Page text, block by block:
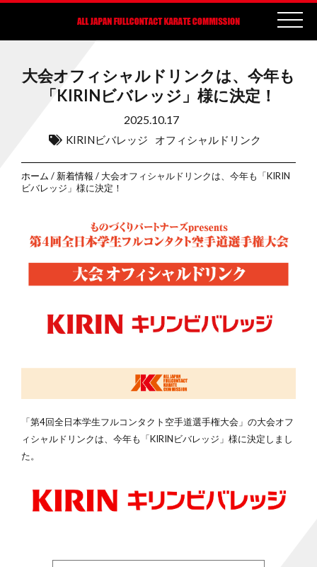
大会オフィシャルドリンクは、今年も
「KIRINビバレッジ」様に決定！
2025.10.17
KIRINビバレッジ オフィシャルドリンク
ホーム / 新着情報 / 大会オフィシャルドリンクは、今年も「KIRIN
ビバレッジ」様に決定！
「第4回全日本学生フルコンタクト空手道選手権大会」の大会オフ
ィシャルドリンクは、今年も「KIRINビバレッジ」様に決定しまし
た。